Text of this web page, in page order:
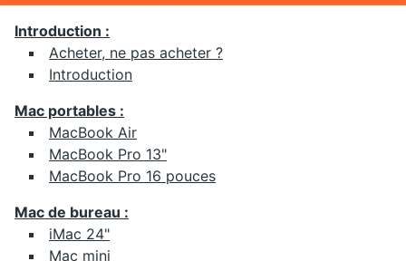
Introduction :
Acheter, ne pas acheter ?
Introduction
Mac portables :
MacBook Air
MacBook Pro 13"
MacBook Pro 16 pouces
Mac de bureau :
iMac 24"
Mac mini